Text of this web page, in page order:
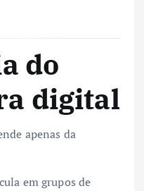
do
digital
apenas da
em grupos de